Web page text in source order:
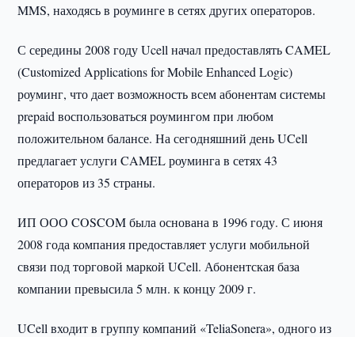
MMS, находясь в роуминге в сетях других операторов.
С середины 2008 году Ucell начал предоставлять CAMEL
(Customized Applications for Mobile Enhanced Logic)
роуминг, что дает возможность всем абонентам системы
prepaid воспользоваться роумингом при любом
положительном балансе. На сегодняшний день UCell
предлагает услуги CAMEL роуминга в сетях 43
операторов из 35 страны.
ИП ООО COSCOM была основана в 1996 году. С июня
2008 года компания предоставляет услуги мобильной
связи под торговой маркой UCell. Абонентская база
компании превысила 5 млн. к концу 2009 г.
UCell входит в группу компаний «TeliaSonera», одного из